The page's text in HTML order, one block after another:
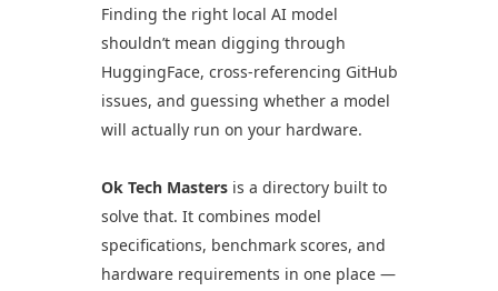
Finding the right local AI model
shouldn’t mean digging through
HuggingFace, cross-referencing GitHub
issues, and guessing whether a model
will actually run on your hardware.
Ok Tech Mastersis a directory built to
solve that. It combines model
specifications, benchmark scores, and
hardware requirements in one place —